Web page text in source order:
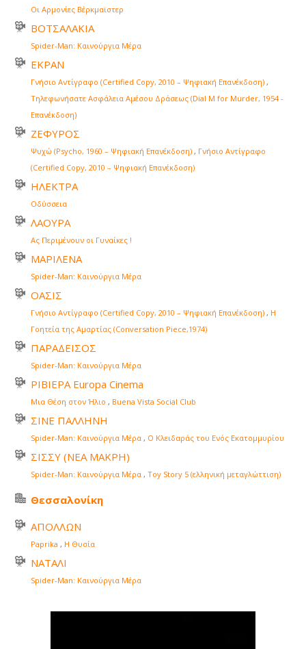
Οι Αρμονίες Βέρκμαϊστερ
ΒΟΤΣΑΛΑΚΙΑ
Spider-Man: Καινούργια Μέρα
ΕΚΡΑΝ
Γνήσιο Αντίγραφο (Certified Copy, 2010 – Ψηφιακή Επανέκδοση) ,
Τηλεφωνήσατε Ασφάλεια Αμέσου Δράσεως (Dial M for Murder, 1954 -
Επανέκδοση)
ΖΕΦΥΡΟΣ
Ψυχώ (Psycho, 1960 – Ψηφιακή Επανέκδοση) , Γνήσιο Αντίγραφο
(Certified Copy, 2010 – Ψηφιακή Επανέκδοση)
ΗΛΕΚΤΡΑ
Οδύσσεια
ΛΑΟΥΡΑ
Ας Περιμένουν οι Γυναίκες !
ΜΑΡΙΛΕΝΑ
Spider-Man: Καινούργια Μέρα
ΟΑΣΙΣ
Γνήσιο Αντίγραφο (Certified Copy, 2010 – Ψηφιακή Επανέκδοση) , Η
Γοητεία της Αμαρτίας (Conversation Piece,1974)
ΠΑΡΑΔΕΙΣΟΣ
Spider-Man: Καινούργια Μέρα
ΡΙΒΙΕΡΑ Europa Cinema
Μια Θέση στον Ήλιο , Buena Vista Social Club
ΣΙΝΕ ΠΑΛΛΗΝΗ
Spider-Man: Καινούργια Μέρα , Ο Κλειδαράς του Ενός Εκατομμυρίου
ΣΙΣΣΥ (ΝΕΑ ΜΑΚΡΗ)
Spider-Man: Καινούργια Μέρα , Toy Story 5 (ελληνική μεταγλώττιση)
Θεσσαλονίκη
ΑΠΟΛΛΩΝ
Paprika , Η Θυσία
ΝΑΤΑΛΙ
Spider-Man: Καινούργια Μέρα